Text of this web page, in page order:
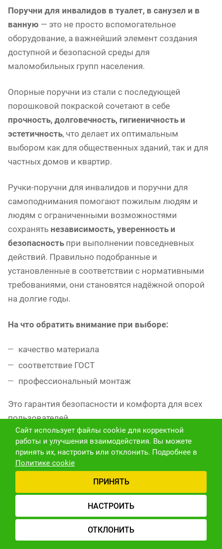
Поручни для инвалидов в туалет, в санузел и в
ванную — это не просто вспомогательное
оборудование, а важнейший элемент создания
доступной и безопасной среды для
маломобильных групп населения.
Опорные поручни из стали с последующей
порошковой покраской сочетают в себе
прочность, долговечность, гигиеничность и
эстетичность, что делает их оптимальным
выбором как для общественных зданий, так и для
частных домов и квартир.
Ручки-поручни для инвалидов и поручни для
самоподнимания помогают пожилым людям и
людям с ограниченными возможностями
сохранять независимость, уверенность и
безопасность при выполнении повседневных
действий. Правильно подобранные и
установленные в соответствии с нормативными
требованиями, они становятся надёжной опорой
на долгие годы.
На что обратить внимание при выборе:
качество материала
соответствие ГОСТ
профессиональный монтаж
Это гарантия безопасности и комфорта для всех
пользователей.
Правильно подобранные поручни — это вклад в
качество жизни.Они помогают избежать травм,
снижают страх падения и дарят чувство
защищённости. Установка в ванной, туалете или
душевой — это забота о близких и создание по-
настоящему доступной среды.
Рекомендации по установке
Сайт использует файлы cookie для корректной
работы и улучшения взаимодействия. Вы можете
принять их, настроить или отклонить. Подробнее в
Политике cookie
ПРИНЯТЬ
НАСТРОИТЬ
ОТКЛОНИТЬ